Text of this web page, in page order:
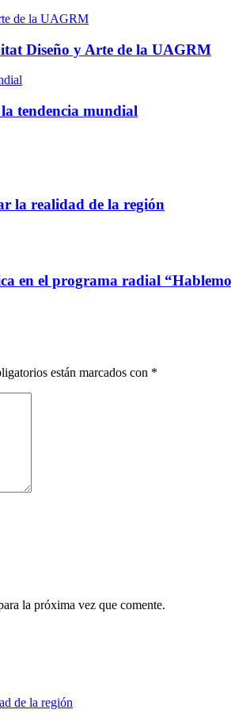
de la UAGRM
Diseño y Arte de la UAGRM
tendencia mundial
la realidad de la región
en el programa radial
están marcados con *
la próxima vez que comente.
de la región